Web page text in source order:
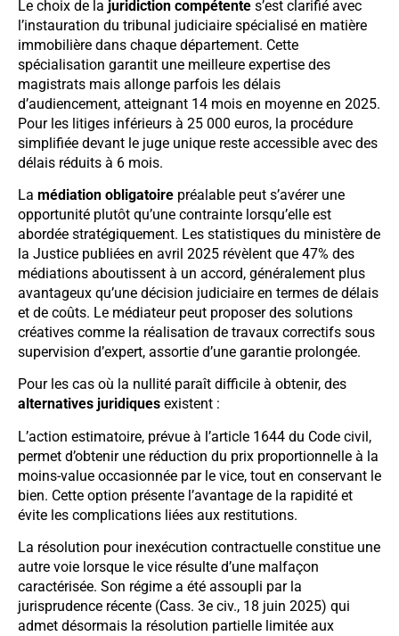
Le choix de la juridiction compétente s’est clarifié avec
l’instauration du tribunal judiciaire spécialisé en matière
immobilière dans chaque département. Cette
spécialisation garantit une meilleure expertise des
magistrats mais allonge parfois les délais
d’audiencement, atteignant 14 mois en moyenne en 2025.
Pour les litiges inférieurs à 25 000 euros, la procédure
simplifiée devant le juge unique reste accessible avec des
délais réduits à 6 mois.
La médiation obligatoire préalable peut s’avérer une
opportunité plutôt qu’une contrainte lorsqu’elle est
abordée stratégiquement. Les statistiques du ministère de
la Justice publiées en avril 2025 révèlent que 47% des
médiations aboutissent à un accord, généralement plus
avantageux qu’une décision judiciaire en termes de délais
et de coûts. Le médiateur peut proposer des solutions
créatives comme la réalisation de travaux correctifs sous
supervision d’expert, assortie d’une garantie prolongée.
Pour les cas où la nullité paraît difficile à obtenir, des
alternatives juridiques existent :
L’action estimatoire, prévue à l’article 1644 du Code civil,
permet d’obtenir une réduction du prix proportionnelle à la
moins-value occasionnée par le vice, tout en conservant le
bien. Cette option présente l’avantage de la rapidité et
évite les complications liées aux restitutions.
La résolution pour inexécution contractuelle constitue une
autre voie lorsque le vice résulte d’une malfaçon
caractérisée. Son régime a été assoupli par la
jurisprudence récente (Cass. 3e civ., 18 juin 2025) qui
admet désormais la résolution partielle limitée aux